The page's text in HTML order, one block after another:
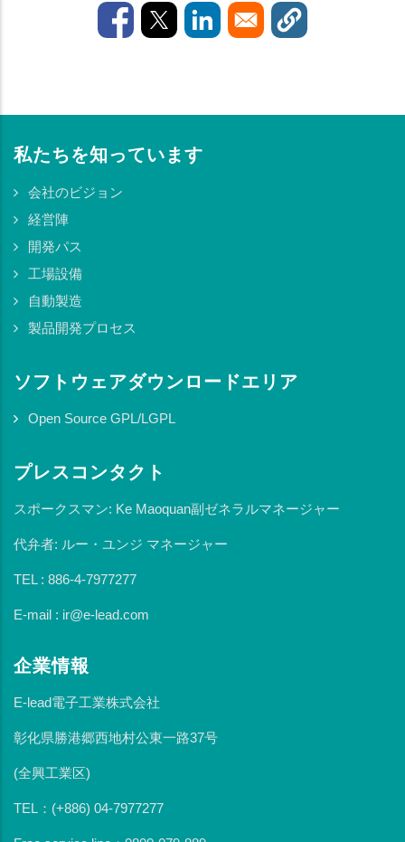
私たちを知っています
会社のビジョン
経営陣
開発パス
工場設備
自動製造
製品開発プロセス
ソフトウェアダウンロードエリア
Open Source GPL/LGPL
プレスコンタクト
スポークスマン: Ke Maoquan副ゼネラルマネージャー
代弁者: ルー・ユンジ マネージャー
TEL : 886-4-7977277
E-mail : ir@e-lead.com
企業情報
E-lead電子工業株式会社
彰化県勝港郷西地村公東一路37号
(全興工業区)
TEL：(+886) 04-7977277